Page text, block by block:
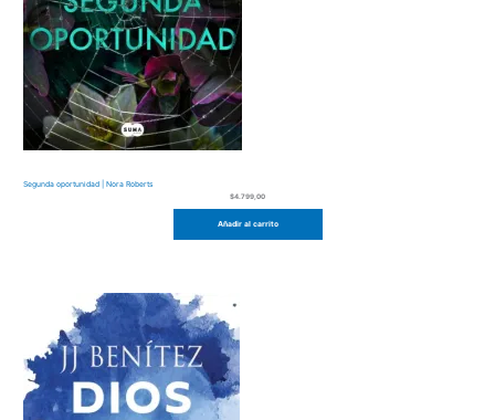
Segunda oportunidad | Nora Roberts
$4.799,00
Añadir al carrito